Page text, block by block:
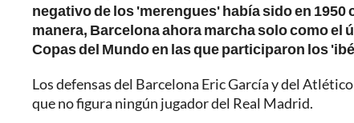
negativo de los 'merengues' había sido en
manera, Barcelona ahora marcha solo como el
Copas del Mundo en las que participaron los
Los defensas del Barcelona Eric García y del
que no figura ningún jugador del Real Madrid.